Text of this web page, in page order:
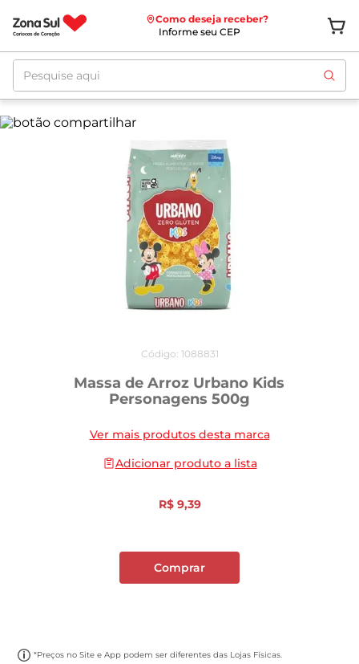
Como deseja receber?
Informe seu CEP
Pesquise aqui
Código: 1088831
Massa de Arroz Urbano Kids
Personagens 500g
Ver mais produtos desta marca
Adicionar produto a lista
R$ 9,39
Comprar
*Preços no Site e App podem ser diferentes das Lojas Físicas.